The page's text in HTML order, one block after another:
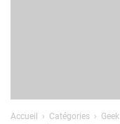
Accueil Catégories Geek